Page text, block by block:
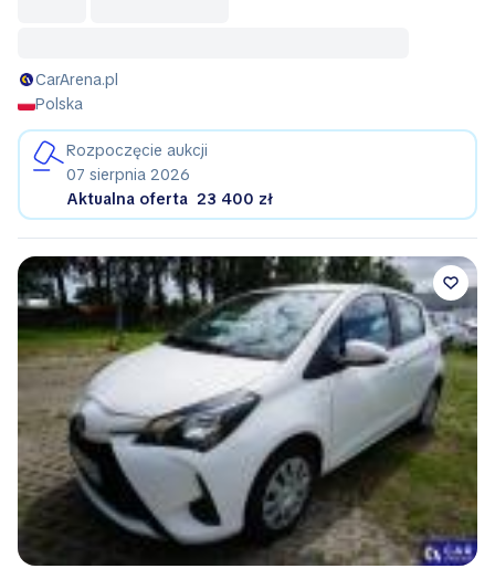
CarArena.pl
Polska
Rozpoczęcie aukcji
07 sierpnia 2026
Aktualna oferta 23 400 zł